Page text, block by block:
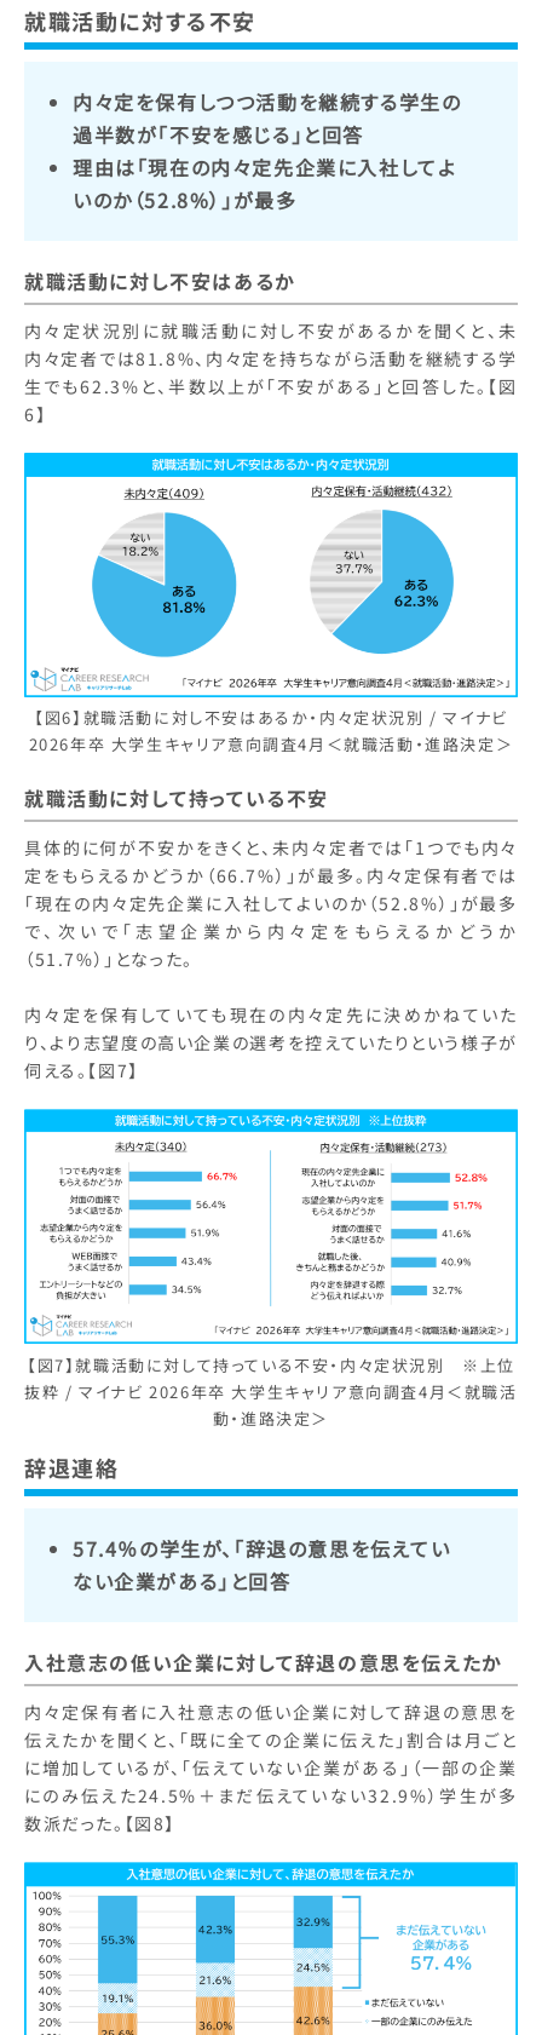
就職活動に対する不安
内々定を保有しつつ活動を継続する学生の
過半数が「不安を感じる」と回答
理由は「現在の内々定先企業に入社してよ
いのか（52.8%）」が最多
就職活動に対し不安はあるか
内々定状況別に就職活動に対し不安があるかを聞くと、未
内々定者では81.8%、内々定を持ちながら活動を継続する学
生でも62.3%と、半数以上が「不安がある」と回答した。【図
6】
【図6】就職活動に対し不安はあるか・内々定状況別 / マイナビ
2026年卒 大学生キャリア意向調査4月＜就職活動・進路決定＞
就職活動に対して持っている不安
具体的に何が不安かをきくと、未内々定者では「1つでも内々
定をもらえるかどうか（66.7%）」が最多。内々定保有者では
「現在の内々定先企業に入社してよいのか（52.8%）」が最多
で、次いで「志望企業から内々定をもらえるかどうか
（51.7%）」となった。
内々定を保有していても現在の内々定先に決めかねていた
り、より志望度の高い企業の選考を控えていたりという様子が
伺える。【図7】
【図7】就職活動に対して持っている不安・内々定状況別 ※上位
抜粋 / マイナビ 2026年卒 大学生キャリア意向調査4月＜就職活
動・進路決定＞
辞退連絡
57.4％の学生が、「辞退の意思を伝えてい
ない企業がある」と回答
入社意志の低い企業に対して辞退の意思を伝えたか
内々定保有者に入社意志の低い企業に対して辞退の意思を
伝えたかを聞くと、「既に全ての企業に伝えた」割合は月ごと
に増加しているが、「伝えていない企業がある」（一部の企業
にのみ伝えた24.5%＋まだ伝えていない32.9%）学生が多
数派だった。【図8】